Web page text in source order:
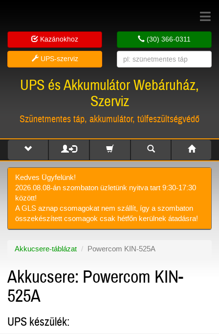
Toggle
Kazánokhoz
UPS-szerviz
(30) 366-0311
UPS és Akkumulátor Webáruház,
Szerviz
Szünetmentes táp, akkumulátor, túlfeszültségvédő
Kedves Ügyfelünk!
2026.08.08-án szombaton üzletünk nyitva tart 9:30-17:30
között!
A GLS aznap csomagokat nem szállít, így a szombaton
összekészített csomagok csak hétfőn kerülnek átadásra!
Akkucsere-táblázat Powercom KIN-525A
Akkucsere: Powercom KIN-
525A
UPS készülék: